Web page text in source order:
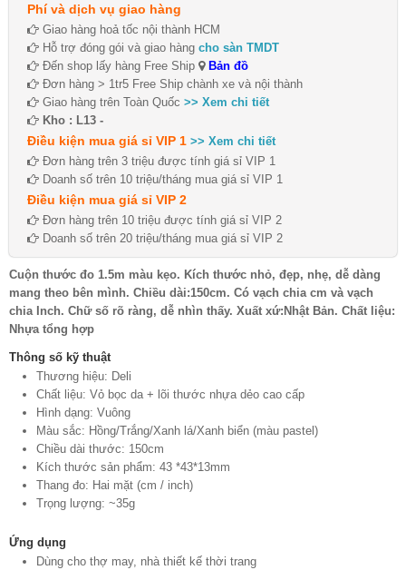
Phí và dịch vụ giao hàng
Giao hàng hoả tốc nội thành HCM
Hỗ trợ đóng gói và giao hàng cho sàn TMDT
Đến shop lấy hàng Free Ship
Bản đồ
Đơn hàng > 1tr5 Free Ship chành xe và nội thành
Giao hàng trên Toàn Quốc >> Xem chi tiết
Kho : L13 -
Điều kiện mua giá sỉ VIP 1 >> Xem chi tiết
Đơn hàng trên 3 triệu được tính giá sỉ VIP 1
Doanh số trên 10 triệu/tháng mua giá sỉ VIP 1
Điều kiện mua giá sỉ VIP 2
Đơn hàng trên 10 triệu được tính giá sỉ VIP 2
Doanh số trên 20 triệu/tháng mua giá sỉ VIP 2
Cuộn thước đo 1.5m màu kẹo. Kích thước nhỏ, đẹp, nhẹ, dễ dàng
mang theo bên mình. Chiều dài:150cm. Có vạch chia cm và vạch
chia Inch. Chữ số rõ ràng, dễ nhìn thấy. Xuất xứ:Nhật Bản. Chất liệu:
Nhựa tổng hợp
Thông số kỹ thuật
Thương hiệu: Deli
Chất liệu: Vỏ bọc da + lõi thước nhựa dẻo cao cấp
Hình dạng: Vuông
Màu sắc: Hồng/Trắng/Xanh lá/Xanh biển (màu pastel)
Chiều dài thước: 150cm
Kích thước sản phẩm: 43 *43*13mm
Thang đo: Hai mặt (cm / inch)
Trọng lượng: ~35g
Ứng dụng
Dùng cho thợ may, nhà thiết kế thời trang